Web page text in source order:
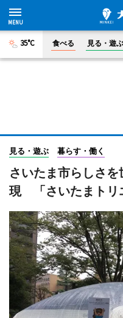
35°C 食べる 見る・遊ぶ
見る・遊ぶ 暮らす・働く
さいたま市らしさ
現 「さいたまトリ